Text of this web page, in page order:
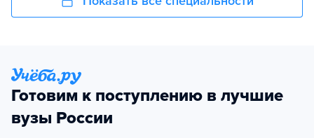
Готовим к поступлению в лучшие
вузы России